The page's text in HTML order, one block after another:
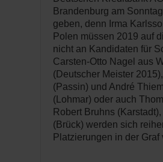
Brandenburg am
geben, denn Irma
Polen müssen 2019 auf
nicht an Kandidaten für
Carsten-Otto Nagel aus
(Deutscher Meister
(Passin) und André
(Lohmar) oder auch
Robert Bruhns
(Brück) werden sich
Platzierungen in der